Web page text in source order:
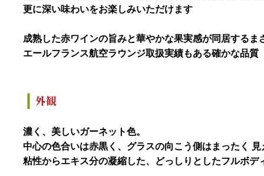
更に深い味わいをお楽しみいただけます
成熟した赤ワインの旨みと華やかな果実感が同居するま
エールフランス航空ラウンジ取扱実績もある確かな品質
濃く、美しいガーネット色。
中心の色合いは赤黒く、グラスの向こう側はまったく 見
粘性からエキス分の凝縮した、どっしりとしたフルボデ